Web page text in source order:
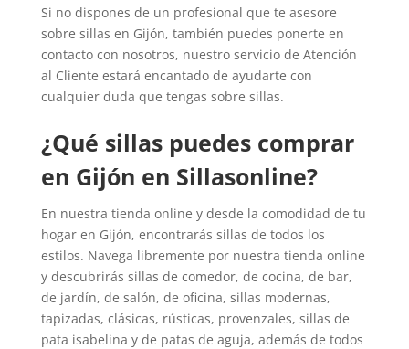
Si no dispones de un profesional que te asesore
sobre sillas en Gijón, también puedes ponerte en
contacto con nosotros, nuestro servicio de Atención
al Cliente estará encantado de ayudarte con
cualquier duda que tengas sobre sillas.
¿Qué sillas puedes comprar
en Gijón en Sillasonline?
En nuestra tienda online y desde la comodidad de tu
hogar en Gijón, encontrarás sillas de todos los
estilos. Navega libremente por nuestra tienda online
y descubrirás sillas de comedor, de cocina, de bar,
de jardín, de salón, de oficina, sillas modernas,
tapizadas, clásicas, rústicas, provenzales, sillas de
pata isabelina y de patas de aguja, además de todos